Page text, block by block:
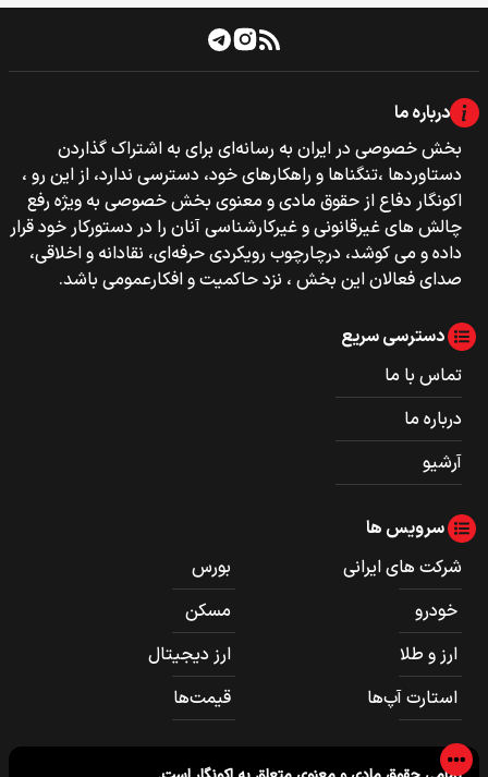
درباره ما
بخش خصوصی‌‌ در ایران به رسانه‌ای برای به اشتراک گذاردن
دستاوردها ،تنگناها و راهکارهای خود، دسترسی ندارد، از این رو ،
اکونگار دفاع از حقوق مادی و معنوی بخش خصوصی به ویژه رفع
چالش های غیرقانونی و غیرکارشناسی آنان را در دستورکار خود قرار
داده و می کوشد، درچارچوب رویکردی حرفه‌ای، نقادانه و اخلاقی،
صدای فعالان این بخش ، نزد حاکمیت و افکارعمومی باشد.
دسترسی سریع
تماس با ما
درباره ما
آرشیو
سرویس ها
شرکت های ایرانی
بورس
خودرو
مسکن
ارز و طلا
ارز دیجیتال
استارت آپ‌ها
قیمت‌ها